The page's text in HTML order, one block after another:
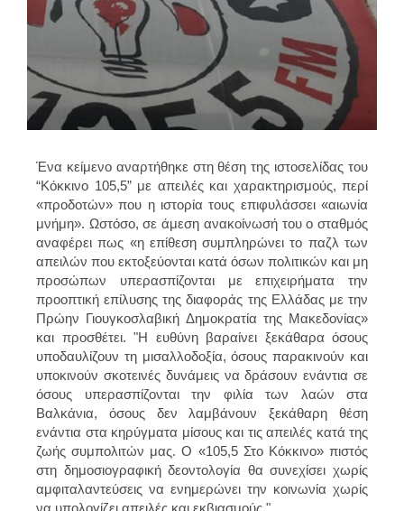
Ένα κείμενο αναρτήθηκε στη θέση της ιστοσελίδας του
“Κόκκινο 105,5” με απειλές και χαρακτηρισμούς, περί
«προδοτών» που η ιστορία τους επιφυλάσσει «αιωνία
μνήμη». Ωστόσο, σε άμεση ανακοίνωσή του ο σταθμός
αναφέρει πως «η επίθεση συμπληρώνει το παζλ των
απειλών που εκτοξεύονται κατά όσων πολιτικών και μη
προσώπων υπερασπίζονται με επιχειρήματα την
προοπτική επίλυσης της διαφοράς της Ελλάδας με την
Πρώην Γιουγκοσλαβική Δημοκρατία της Μακεδονίας»
και προσθέτει. "Η ευθύνη βαραίνει ξεκάθαρα όσους
υποδαυλίζουν τη μισαλλοδοξία, όσους παρακινούν και
υποκινούν σκοτεινές δυνάμεις να δράσουν ενάντια σε
όσους υπερασπίζονται την φιλία των λαών στα
Βαλκάνια, όσους δεν λαμβάνουν ξεκάθαρη θέση
ενάντια στα κηρύγματα μίσους και τις απειλές κατά της
ζωής συμπολιτών μας. Ο «105,5 Στο Κόκκινο» πιστός
στη δημοσιογραφική δεοντολογία θα συνεχίσει χωρίς
αμφιταλαντεύσεις να ενημερώνει την κοινωνία χωρίς
να υπολογίζει απειλές και εκβιασμούς."